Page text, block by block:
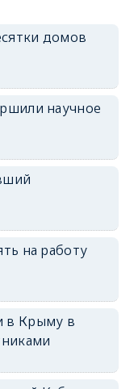
erid: 2SDnjdPjgYS
домов
научное
на работу
в Крыму в